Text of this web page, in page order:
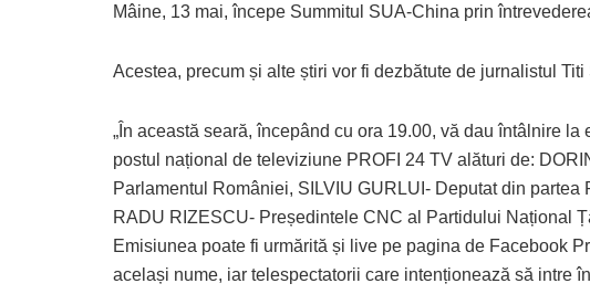
Mâine, 13 mai, începe Summitul SUA-China prin
Acestea, precum și alte știri vor fi dezbătute de jurnalistul
„În această seară, începând cu ora 19.00, vă dau întâlnire
postul național de televiziune PROFI 24 TV alături de:
Parlamentul României, SILVIU GURLUI- Deputat din
RADU RIZESCU- Președintele CNC al Partidului Național
Emisiunea poate fi urmărită și live pe pagina de Facebook
același nume, iar telespectatorii care intenționează să intre